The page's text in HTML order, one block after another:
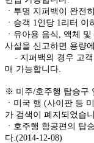
ㆍ투명 지퍼백이 완전
ㆍ승객 1인당 1리터
ㆍ유아용 음식, 액체
사실을 신고하면 용량
- 지퍼백의 경우 고객
매 가능합니다.
※ 미주/호주행 탑승구
ㆍ미국 행 (사이판 등
가 검색이 폐지되었습
ㆍ호주행 항공편의 탑
다.(2014-12-08)